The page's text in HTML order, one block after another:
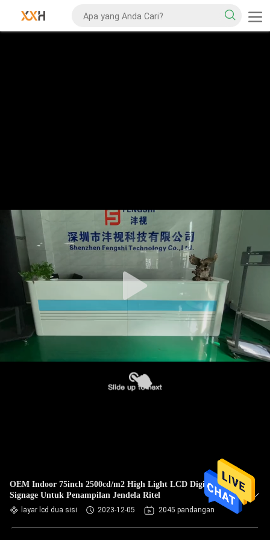
OEM Indoor 75inch 2500cd/m2 High Light LCD Digital
Signage Untuk Penampilan Jendela Ritel
layar lcd dua sisi 2023-12-05 2045 pandangan